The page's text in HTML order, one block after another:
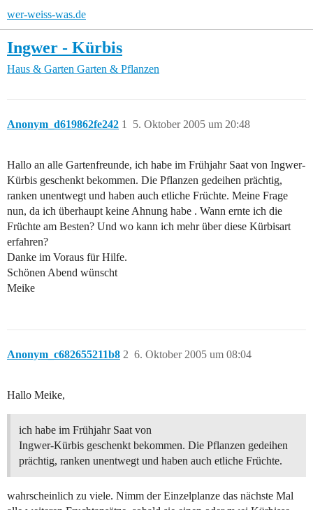
wer-weiss-was.de
Ingwer - Kürbis
Haus & Garten Garten & Pflanzen
Anonym_d619862fe242 5. Oktober 2005 um 20:48
1
Hallo an alle Gartenfreunde, ich habe im Frühjahr Saat von Ingwer-
Kürbis geschenkt bekommen. Die Pflanzen gedeihen prächtig,
ranken unentwegt und haben auch etliche Früchte. Meine Frage
nun, da ich überhaupt keine Ahnung habe . Wann ernte ich die
Früchte am Besten? Und wo kann ich mehr über diese Kürbisart
erfahren?
Danke im Voraus für Hilfe.
Schönen Abend wünscht
Meike
Anonym_c682655211b8 6. Oktober 2005 um 08:04
2
Hallo Meike,
ich habe im Frühjahr Saat von
Ingwer-Kürbis geschenkt bekommen. Die Pflanzen gedeihen
prächtig, ranken unentwegt und haben auch etliche Früchte.
wahrscheinlich zu viele. Nimm der Einzelplanze das nächste Mal